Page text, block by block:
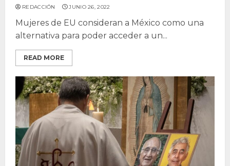
REDACCIÓN JUNIO 26, 2022
Mujeres de EU consideran a México como una
alternativa para poder acceder a un...
READ MORE